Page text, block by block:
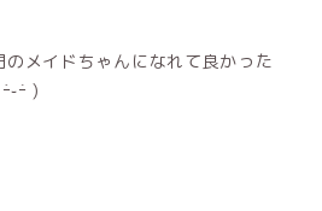
メイドちゃんになれて良かった
̀֊ｰ́ )